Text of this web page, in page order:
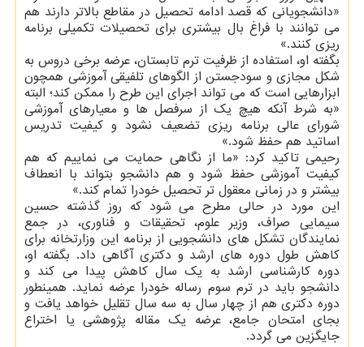
«دانشجویانی که قصد ادامه تحصیل در مقاطع بالاتر دارند هم
می توانند با فراغ بال بیشتری برای تحصیلات تکمیلی برنامه
ریزی کنند.»
بگفته او، استفاده از ظرفیت ترم تابستان، عرضه برخی دروس به
شکل مجازی و سودجستن از الگوهای تلفیقی آموزشی همچون
ابزارهایی است که می تواند اجرای این طرح را ممکن کند؛ البته
«به شرط آنکه هیچ یک از سرفصل ها و معیارهای آموزشی
شورای عالی برنامه ریزی تضعیف نشود و کیفیت تدریس
اساتید هم حفظ شود.»
رحیمی تاکید کرد: «ما از نگاهی حمایت می نماییم که هم
کیفیت آموزشی حفظ شود و هم دانشجو بتواند با انعطاف
بیشتر و در زمانی معقول تر تحصیل خودرا تمام کند.»
این مورد در حالی مطرح می شود که روز گذشته حسین
سیمایی صراف، وزیر علوم، تحقیقات و فناوری، در جمع
نمایندگان تشکل های دانشجویی از برنامه این وزارتخانه برای
کاهش طول دوره های ارشد و دکتری آگاهی داد. بگفته او،
دوره کارشناسی ارشد به یک سال کاهش پیدا می کند و
دانشجو باید در ترم سوم رساله خودرا عرضه نماید. همینطور
دوره دکتری هم از چهار سال به سه سال تقلیل خواهد یافت و
بجای امتحان جامع، عرضه یک مقاله پژوهشی یا اختراع
جایگزین می گردد.